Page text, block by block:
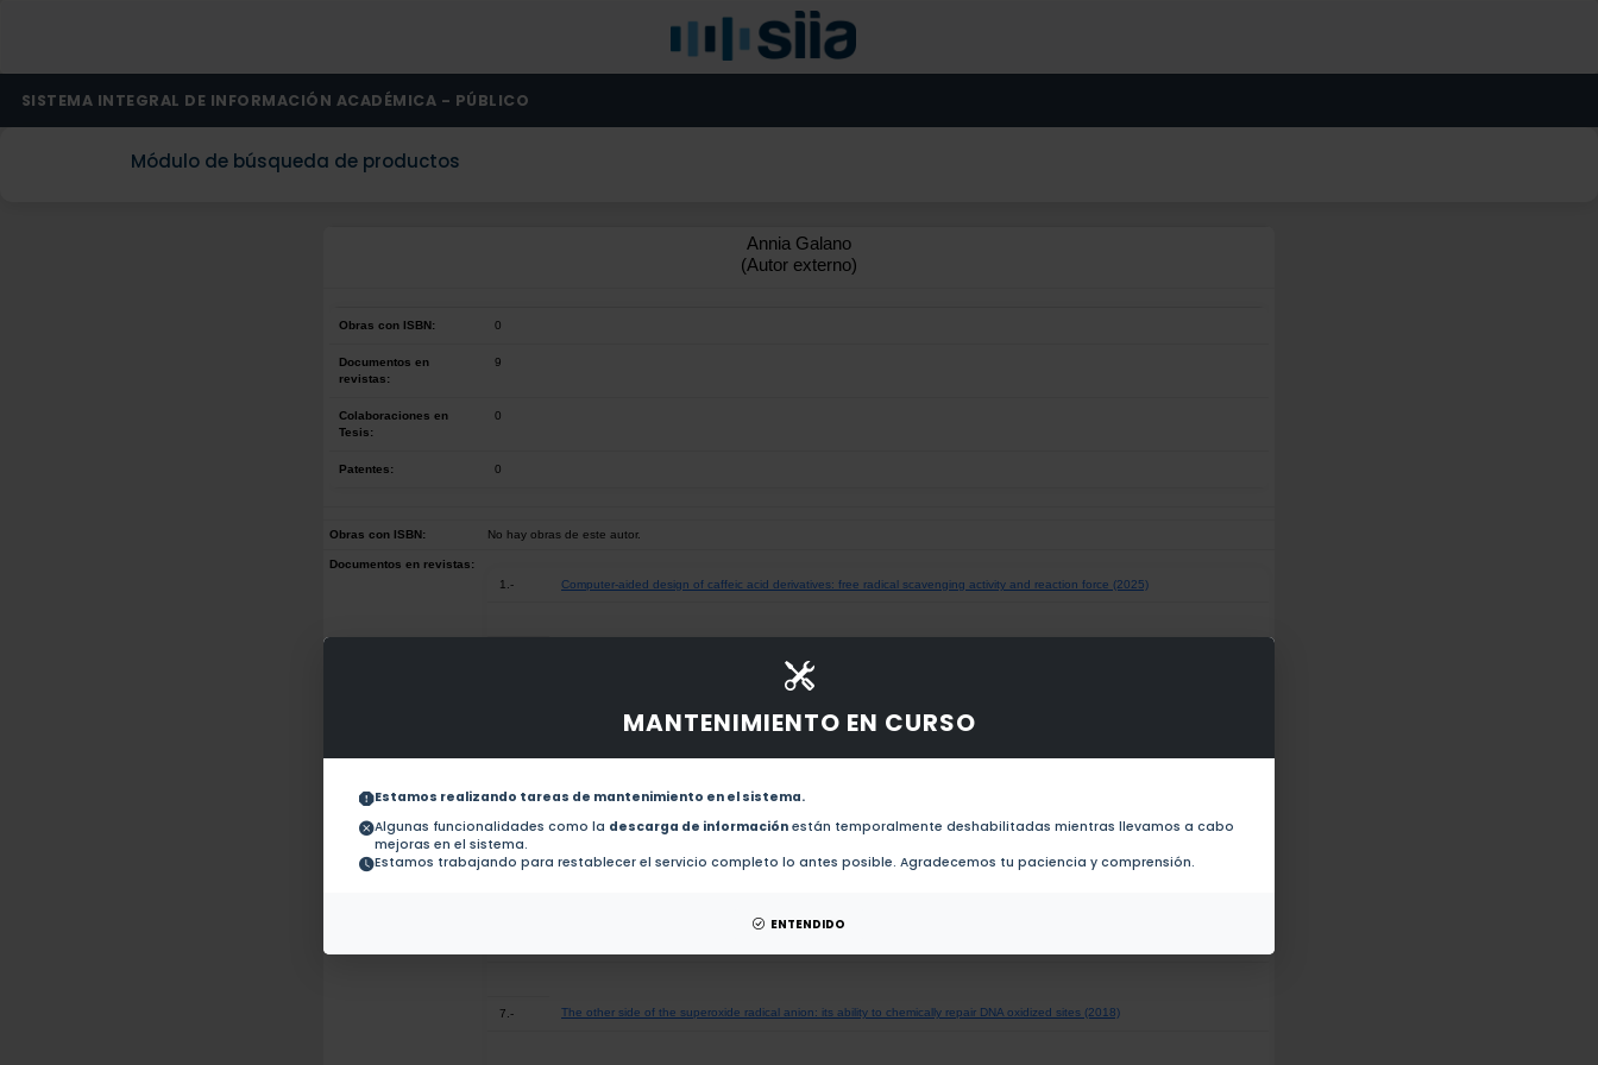
MANTENIMIENTO EN CURSO
Estamos realizando tareas de mantenimiento en el sistema.
Algunas funcionalidades como la descarga de información están temporalmente deshabilitadas mientras llevamos a cabo
mejoras en el sistema.
Estamos trabajando para restablecer el servicio completo lo antes posible. Agradecemos tu paciencia y comprensión.
ENTENDIDO
SISTEMA INTEGRAL DE INFORMACIÓN ACADÉMICA - PÚBLICO
Módulo de búsqueda de productos
Annia Galano
(Autor externo)
Obras con ISBN: 0
Documentos en
revistas:
9
Colaboraciones en
Tesis:
0
Patentes: 0
Obras con ISBN: No hay obras de este autor.
Documentos en revistas:
1.-
Computer-aided design of caffeic acid derivatives: free radical scavenging activity and reaction force (2025)
Free radical scavenging activity of newly designed sesamol derivatives (2021)
Chalcogen effects on the primary antioxidant activity of chrysin and quercetin (2020)
7.- The other side of the superoxide radical anion: its ability to chemically repair DNA oxidized sites (2018)